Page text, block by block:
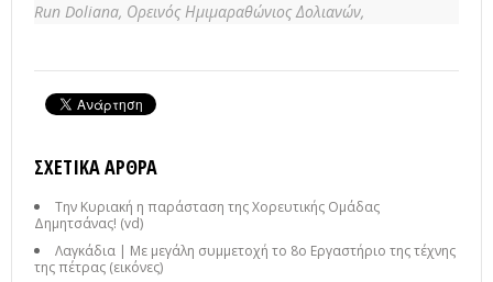
Run Doliana, Ορεινός Ημιμαραθώνιος Δολιανών,
ΣΧΕΤΙΚΆ ΆΡΘΡΑ
Την Κυριακή η παράσταση της Χορευτικής Ομάδας
Δημητσάνας! (vd)
Λαγκάδια | Με μεγάλη συμμετοχή το 8ο Εργαστήριο της τέχνης
της πέτρας (εικόνες)